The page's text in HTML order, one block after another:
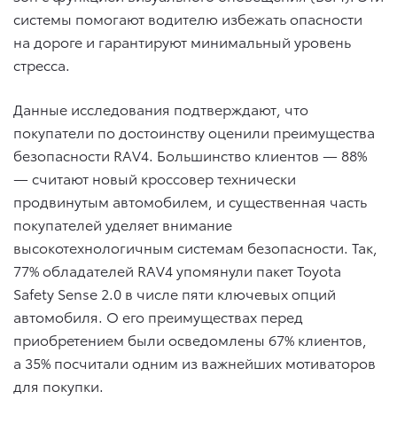
системы помогают водителю избежать опасности
на дороге и гарантируют минимальный уровень
стресса.
Данные исследования подтверждают, что
покупатели по достоинству оценили преимущества
безопасности RAV4. Большинство клиентов — 88%
— считают новый кроссовер технически
продвинутым автомобилем, и существенная часть
покупателей уделяет внимание
высокотехнологичным системам безопасности. Так,
77% обладателей RAV4 упомянули пакет Toyota
Safety Sense 2.0 в числе пяти ключевых опций
автомобиля. О его преимуществах перед
приобретением были осведомлены 67% клиентов,
а 35% посчитали одним из важнейших мотиваторов
для покупки.